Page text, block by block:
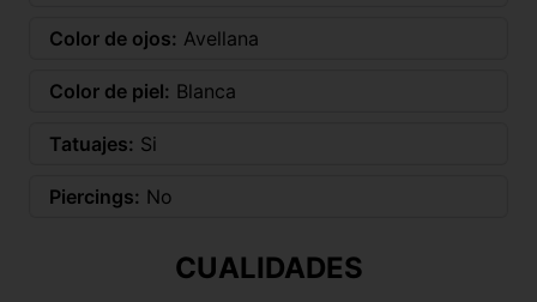
Color de ojos: Avellana
Color de piel: Blanca
Tatuajes: Si
Piercings: No
CUALIDADES